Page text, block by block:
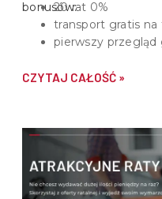
bonusów:20 rat 0%
transport gratis na
pierwszy przegląd
CZYTAJ CAŁOŚĆ »